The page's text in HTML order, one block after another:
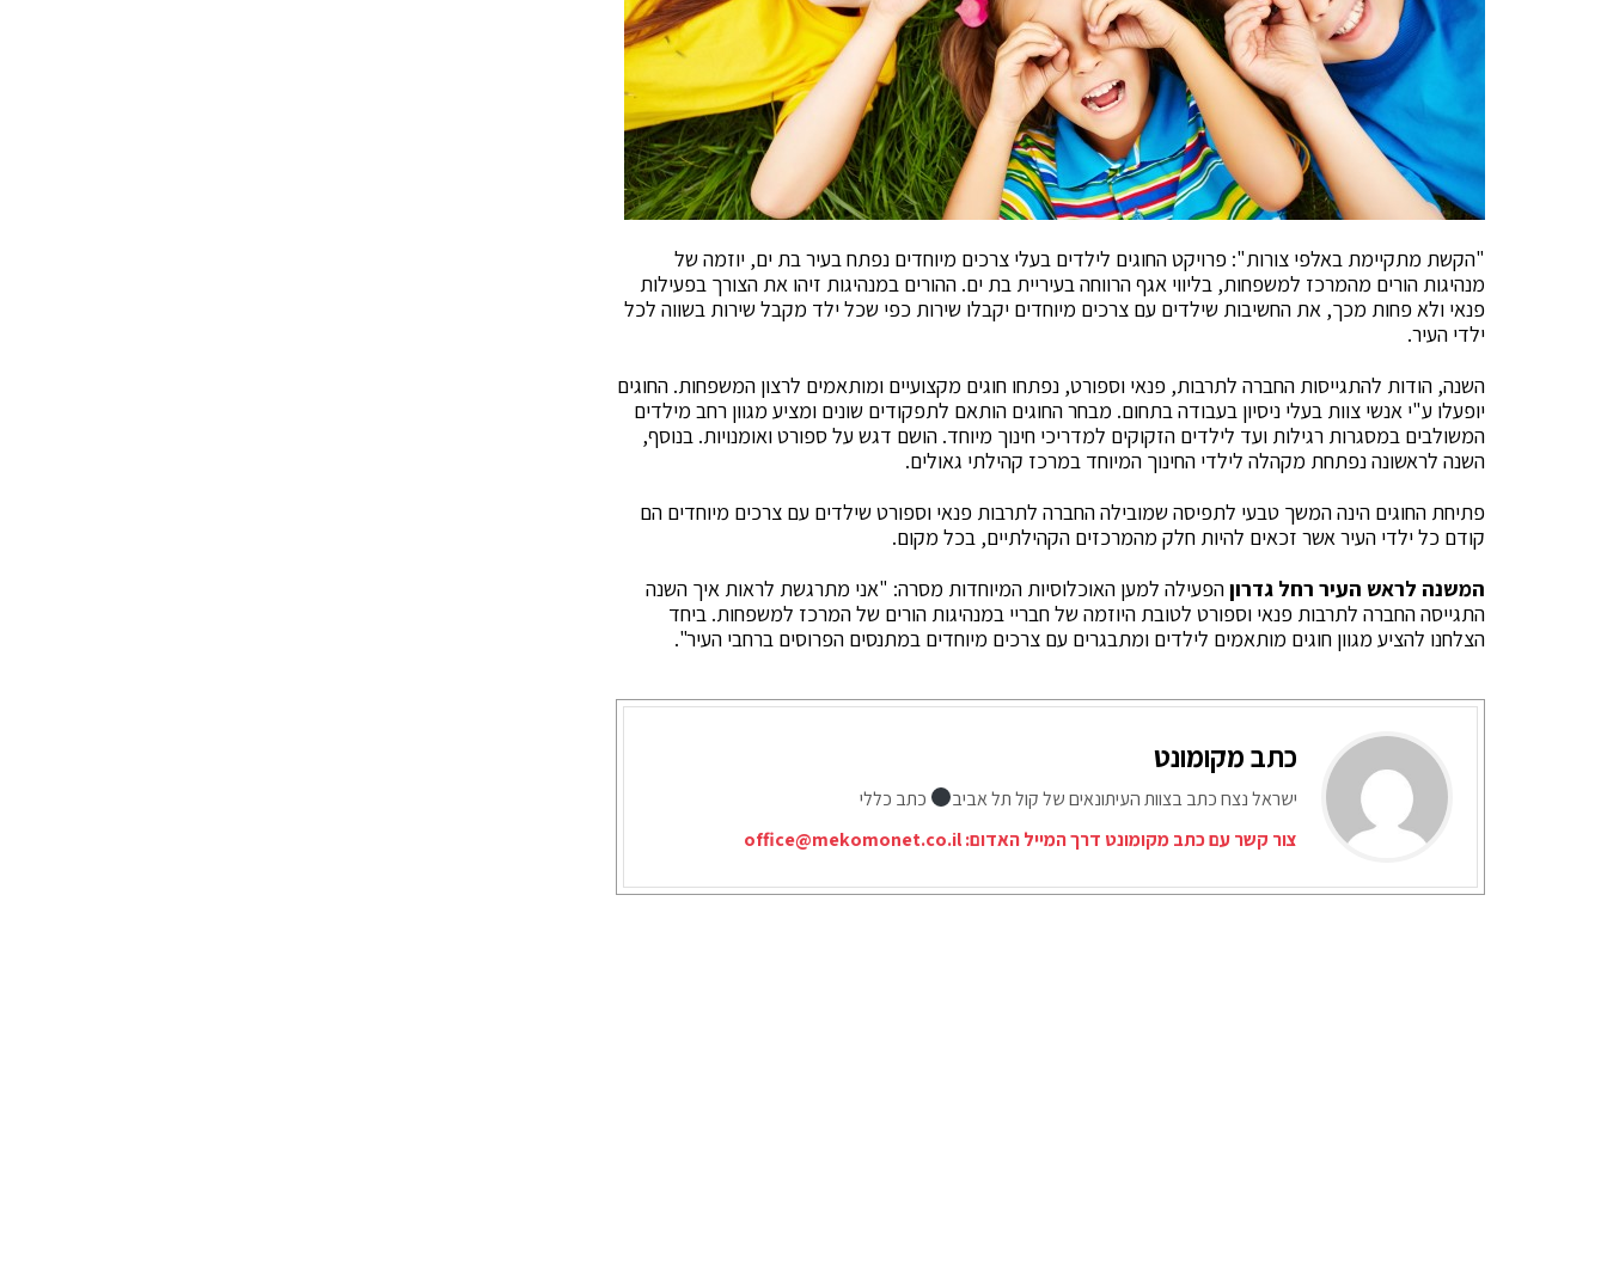
"הקשת מתקיימת באלפי צורות": פרויקט החוגים לילדים בעלי צרכים מיוחדים נפתח בעיר בת ים, יוזמה של
מנהיגות הורים מהמרכז למשפחות, בליווי אגף הרווחה בעיריית בת ים. ההורים במנהיגות זיהו את הצורך בפעילות
פנאי ולא פחות מכך, את החשיבות שילדים עם צרכים מיוחדים יקבלו שירות כפי שכל ילד מקבל שירות בשווה לכל
ילדי העיר.
השנה, הודות להתגייסות החברה לתרבות, פנאי וספורט, נפתחו חוגים מקצועיים ומותאמים לרצון המשפחות. החוגים
יופעלו ע"י אנשי צוות בעלי ניסיון בעבודה בתחום. מבחר החוגים הותאם לתפקודים שונים ומציע מגוון רחב מילדים
המשולבים במסגרות רגילות ועד לילדים הזקוקים למדריכי חינוך מיוחד. הושם דגש על ספורט ואומנויות. בנוסף,
השנה לראשונה נפתחת מקהלה לילדי החינוך המיוחד במרכז קהילתי גאולים.
פתיחת החוגים הינה המשך טבעי לתפיסה שמובילה החברה לתרבות פנאי וספורט שילדים עם צרכים מיוחדים הם
קודם כל ילדי העיר אשר זכאים להיות חלק מהמרכזים הקהילתיים, בכל מקום.
המשנה לראש העיר רחל גדרוןהפעילה למען האוכלוסיות המיוחדות מסרה: "אני מתרגשת לראות איך השנה
התגייסה החברה לתרבות פנאי וספורט לטובת היוזמה של חבריי במנהיגות הורים של המרכז למשפחות. ביחד
הצלחנו להציע מגוון חוגים מותאמים לילדים ומתבגרים עם צרכים מיוחדים במתנסים הפרוסים ברחבי העיר".
כתב מקומונט
ישראל נצח כתב בצוות העיתונאים של קול תל אביב
כתב כללי
צור קשר עם כתב מקומונט דרך המייל האדום:office@mekomonet.co.il